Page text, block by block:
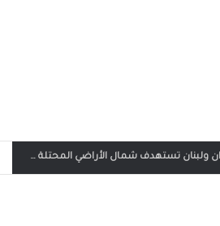
رشقات صاروخية من إيران ولبنان تستهدف شمال الأراضي المحتلة وحيفا